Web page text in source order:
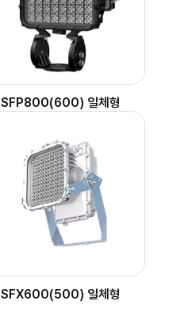
SFP800(600) 일체형
SFX600(500) 일체형